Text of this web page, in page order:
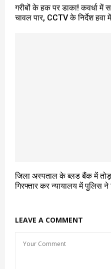
गरीबों के हक पर डाका! कवर्धा में
चावल पार, CCTV के निर्देश हवा में
जिला अस्पताल के ब्लड बैंक में
गिरफ्तार कर न्यायालय में पुलिस
LEAVE A COMMENT